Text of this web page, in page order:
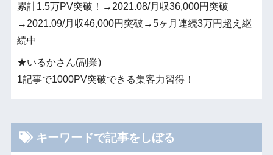
累計1.5万PV突破！→2021.08/月収36,000円突破
→2021.09/月収46,000円突破→5ヶ月連続3万円超え継
続中
★いるかさん(副業)
1記事で1000PV突破できる集客力習得！
キーワードで記事をしぼる